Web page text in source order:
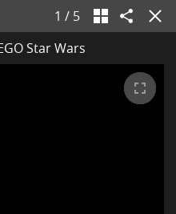
1 / 5
Star Wars